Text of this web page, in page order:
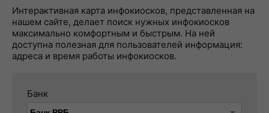
Интерактивная карта инфокиосков, представленная на
нашем сайте, делает поиск нужных инфокиосков
максимально комфортным и быстрым. На ней
доступна полезная для пользователей информация:
адреса и время работы инфокиосков.
Банк